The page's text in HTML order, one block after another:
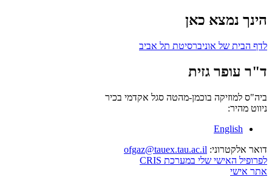
הינך נמצא כאן
לדף הבית של אוניברסיטת תל אביב
ד"ר עופר גזית
ביה"ס למוזיקה בוכמן-מהטה סגל אקדמי בכיר
ניווט מהיר:
English
דואר אלקטרוני: ofgaz@tauex.tau.ac.il
לפרופיל האישי שלי במערכת CRIS
אתר אישי